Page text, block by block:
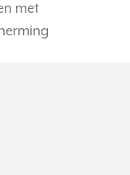
met